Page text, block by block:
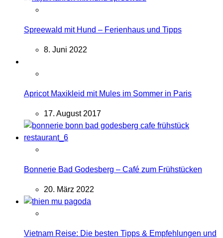
Spreewald mit Hund – Ferienhaus und Tipps
8. Juni 2022
Apricot Maxikleid mit Mules im Sommer in Paris
17. August 2017
Bonnerie Bad Godesberg – Café zum Frühstücken
20. März 2022
Vietnam Reise: Die besten Tipps & Empfehlungen und